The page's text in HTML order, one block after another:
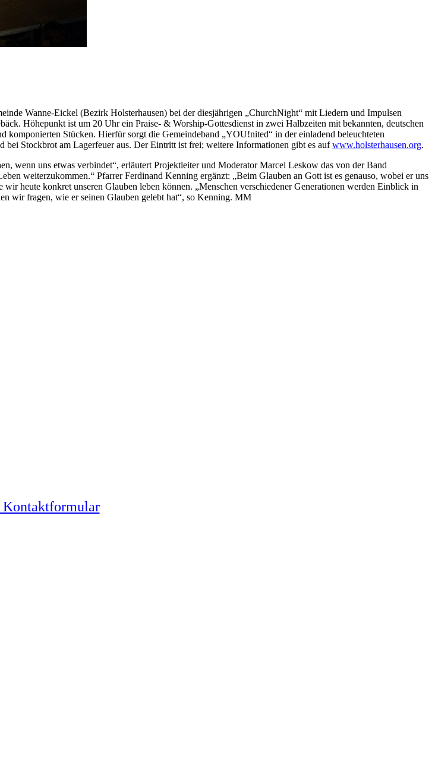
Wanne-Eickel (Bezirk Holsterhausen) bei der diesjährigen „ChurchNight“ mit Liedern und Impulsen
Höhepunkt ist um 20 Uhr ein Praise- & Worship-Gottesdienst in zwei Halbzeiten mit bekannten, deutschen
komponierten Stücken. Hierfür sorgt die Gemeindeband „YOU!nited“ in der einladend beleuchteten
Stockbrot am Lagerfeuer aus. Der Eintritt ist frei; weitere Informationen gibt es aufwww.holsterhausen.org.
wenn uns etwas verbindet“, erläutert Projektleiter und Moderator Marcel Leskow das von der Band
weiterzukommen.“ Pfarrer Ferdinand Kenning ergänzt: „Beim Glauben an Gott ist es genauso, wobei er uns
heute konkret unseren Glauben leben können. „Menschen verschiedener Generationen werden Einblick in
wir fragen, wie er seinen Glauben gelebt hat“, so Kenning. MM
Kontaktformular